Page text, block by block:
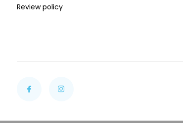
Review policy